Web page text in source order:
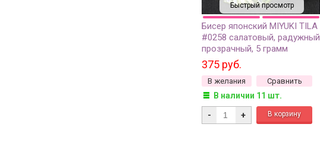
Быстрый просмотр
Бисер японский MIYUKI TILA
#0258 салатовый, радужный
прозрачный, 5 грамм
375 руб.
В желания Сравнить
В наличии 11 шт.
- +